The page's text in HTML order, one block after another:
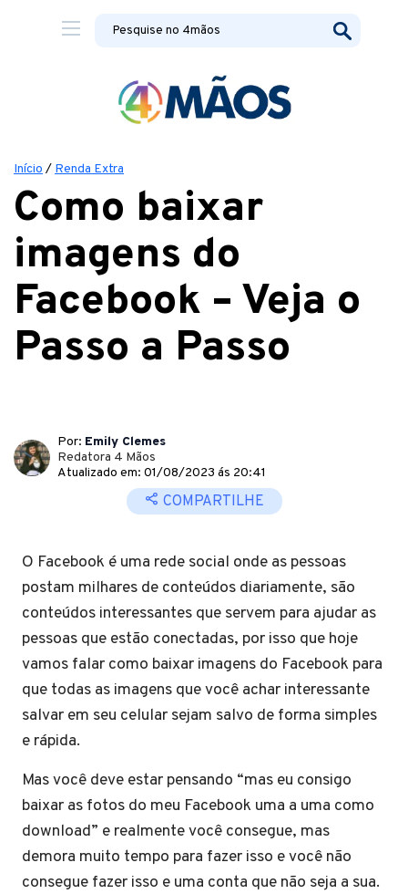
Início / Renda Extra
Como baixar
imagens do
Facebook – Veja o
Passo a Passo
Por: Emily Clemes
Redatora 4 Mãos
Atualizado em: 01/08/2023 ás 20:41
COMPARTILHE
O Facebook é uma rede social onde as pessoas
postam milhares de conteúdos diariamente, são
conteúdos interessantes que servem para ajudar as
pessoas que estão conectadas, por isso que hoje
vamos falar como baixar imagens do Facebook para
que todas as imagens que você achar interessante
salvar em seu celular sejam salvo de forma simples
e rápida.
Mas você deve estar pensando “mas eu consigo
baixar as fotos do meu Facebook uma a uma como
download” e realmente você consegue, mas
demora muito tempo para fazer isso e você não
consegue fazer isso e uma conta que não seja a sua.